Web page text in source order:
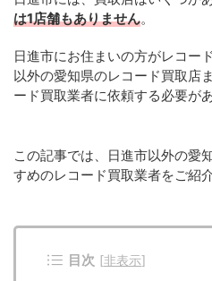
は1店舗もありません。
日進市にお住まいの方がレコー
以外の愛知県のレコード買取店
ード買取業者に依頼する必要があ
この記事では、日進市以外の愛
すめのレコード買取業者をご紹介
目次 [非表示]